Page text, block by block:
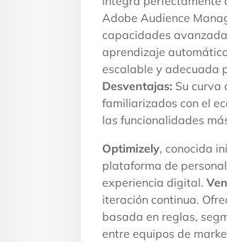
Adobe Audience
capacidades
aprendizaje
escalable y adecuada
Desventajas: Su curva
familiarizados con el
las funcionalidades
Optimizely, conocida
plataforma de
experiencia digital.
iteración continua.
basada en reglas,
entre equipos de